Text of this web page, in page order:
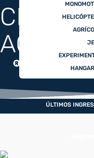
ÚLTIMOS
CESSNA